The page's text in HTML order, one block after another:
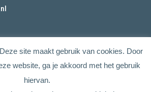
site maakt gebruik van cookies. Door
website, ga je akkoord met het gebruik
hiervan.